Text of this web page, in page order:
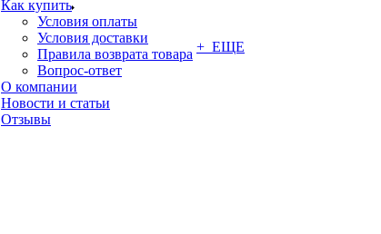
Как купить
Условия оплаты
Условия доставки
Правила возврата товара
Вопрос-ответ
О компании
Новости и статьи
Отзывы
+ ЕЩЕ